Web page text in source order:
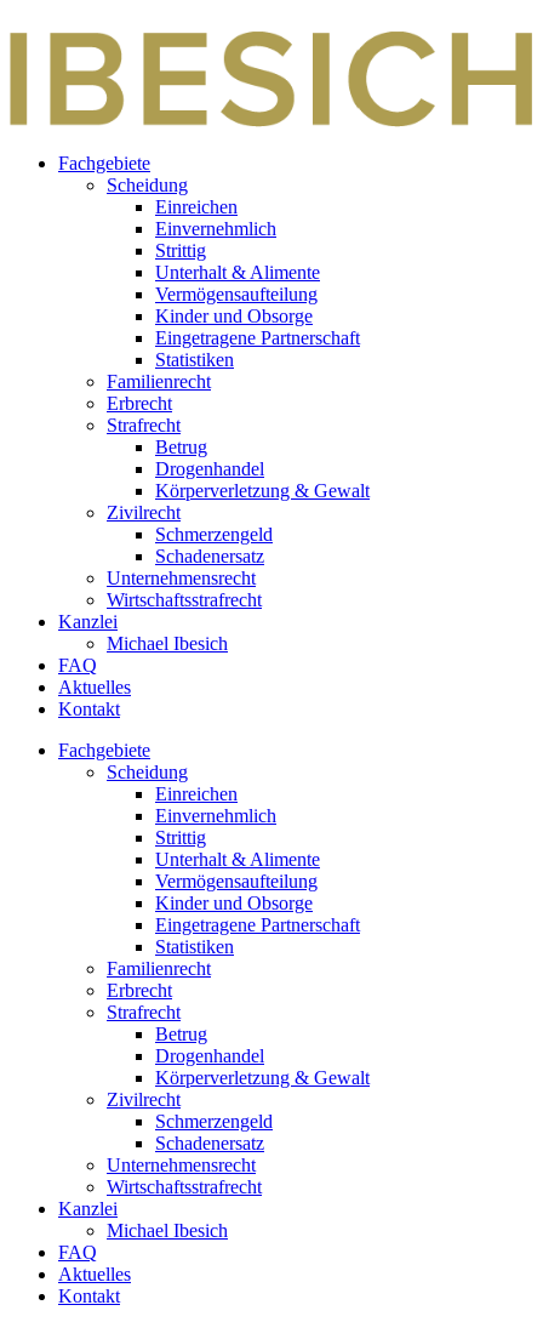
Inhalt
Fachgebiete
Scheidung
Einreichen
Einvernehmlich
Strittig
Unterhalt & Alimente
Vermögensaufteilung
Kinder und Obsorge
Eingetragene Partnerschaft
Statistiken
Familienrecht
Erbrecht
Strafrecht
Betrug
Drogenhandel
Körperverletzung & Gewalt
Zivilrecht
Schmerzengeld
Schadenersatz
Unternehmensrecht
Wirtschaftsstrafrecht
Kanzlei
Michael Ibesich
FAQ
Aktuelles
Kontakt
Fachgebiete
Scheidung
Einreichen
Einvernehmlich
Strittig
Unterhalt & Alimente
Vermögensaufteilung
Kinder und Obsorge
Eingetragene Partnerschaft
Statistiken
Familienrecht
Erbrecht
Strafrecht
Betrug
Drogenhandel
Körperverletzung & Gewalt
Zivilrecht
Schmerzengeld
Schadenersatz
Unternehmensrecht
Wirtschaftsstrafrecht
Kanzlei
Michael Ibesich
FAQ
Aktuelles
Kontakt